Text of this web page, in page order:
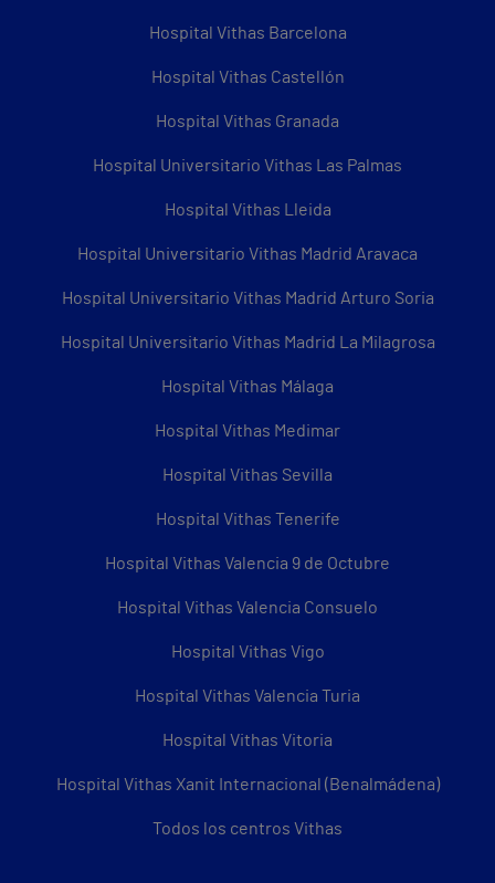
Hospital Vithas Barcelona
Hospital Vithas Castellón
Hospital Vithas Granada
Hospital Universitario Vithas Las Palmas
Hospital Vithas Lleida
Hospital Universitario Vithas Madrid Aravaca
Hospital Universitario Vithas Madrid Arturo Soria
Hospital Universitario Vithas Madrid La Milagrosa
Hospital Vithas Málaga
Hospital Vithas Medimar
Hospital Vithas Sevilla
Hospital Vithas Tenerife
Hospital Vithas Valencia 9 de Octubre
Hospital Vithas Valencia Consuelo
Hospital Vithas Vigo
Hospital Vithas Valencia Turia
Hospital Vithas Vitoria
Hospital Vithas Xanit Internacional (Benalmádena)
Todos los centros Vithas